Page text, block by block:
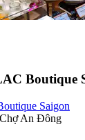
Boutique
Saigon
An Đông